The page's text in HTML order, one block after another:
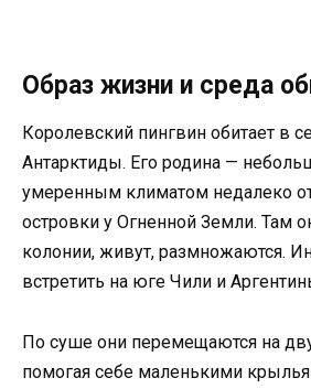
Образ жизни и среда
Королевский пингвин обитает в
Антарктиды. Его родина —
умеренным климатом недалеко
островки у Огненной Земли. Там
колонии, живут, размножаются.
встретить на юге Чили и
По суше они перемещаются на
помогая себе маленькими